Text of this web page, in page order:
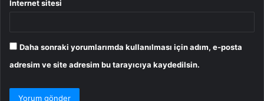
İnternet sitesi
Daha sonraki yorumlarımda kullanılması için adım, e-posta
adresim ve site adresim bu tarayıcıya kaydedilsin.